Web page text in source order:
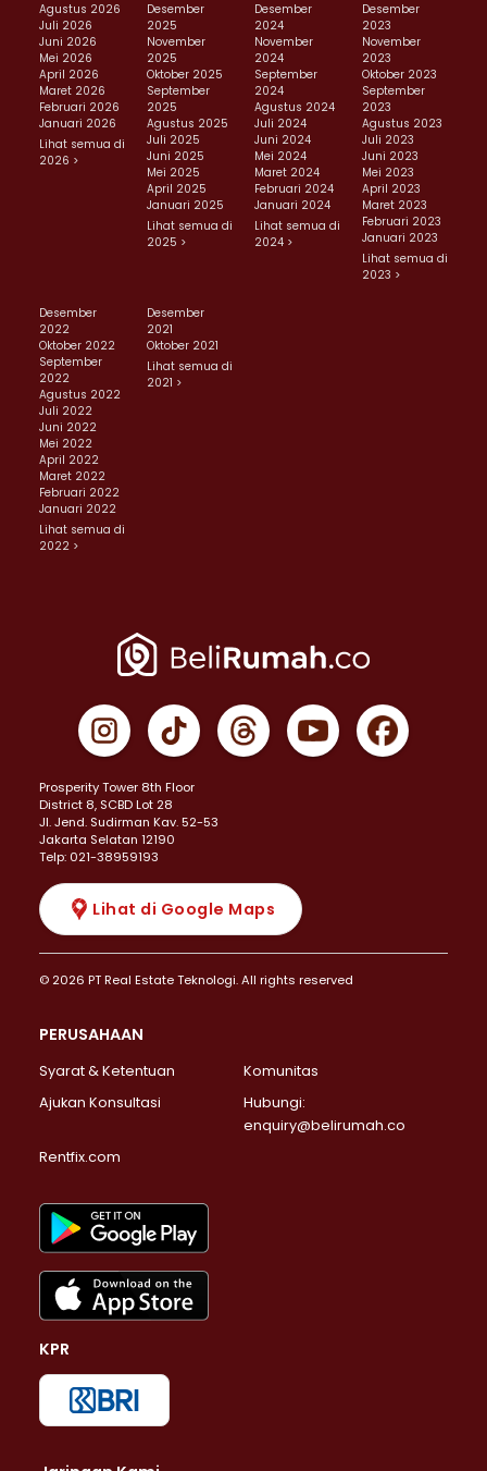
Agustus 2026
Juli 2026
Juni 2026
Mei 2026
April 2026
Maret 2026
Februari 2026
Januari 2026
Lihat semua di
2026 >
Desember
2025
November
2025
Oktober 2025
September
2025
Agustus 2025
Juli 2025
Juni 2025
Mei 2025
April 2025
Januari 2025
Lihat semua di
2025 >
Desember
2024
November
2024
September
2024
Agustus 2024
Juli 2024
Juni 2024
Mei 2024
Maret 2024
Februari 2024
Januari 2024
Lihat semua di
2024 >
Desember
2023
November
2023
Oktober 2023
September
2023
Agustus 2023
Juli 2023
Juni 2023
Mei 2023
April 2023
Maret 2023
Februari 2023
Januari 2023
Lihat semua di
2023 >
Desember
2022
Oktober 2022
September
2022
Agustus 2022
Juli 2022
Juni 2022
Mei 2022
April 2022
Maret 2022
Februari 2022
Januari 2022
Lihat semua di
2022 >
Desember
2021
Oktober 2021
Lihat semua di
2021 >
Prosperity Tower 8th Floor
District 8, SCBD Lot 28
JI. Jend. Sudirman Kav. 52-53
Jakarta Selatan 12190
Telp: 021-38959193
Lihat di Google Maps
© 2026 PT Real Estate Teknologi. All rights reserved
PERUSAHAAN
Syarat & Ketentuan
Komunitas
Ajukan Konsultasi
Hubungi:
enquiry@belirumah.co
Rentfix.com
KPR